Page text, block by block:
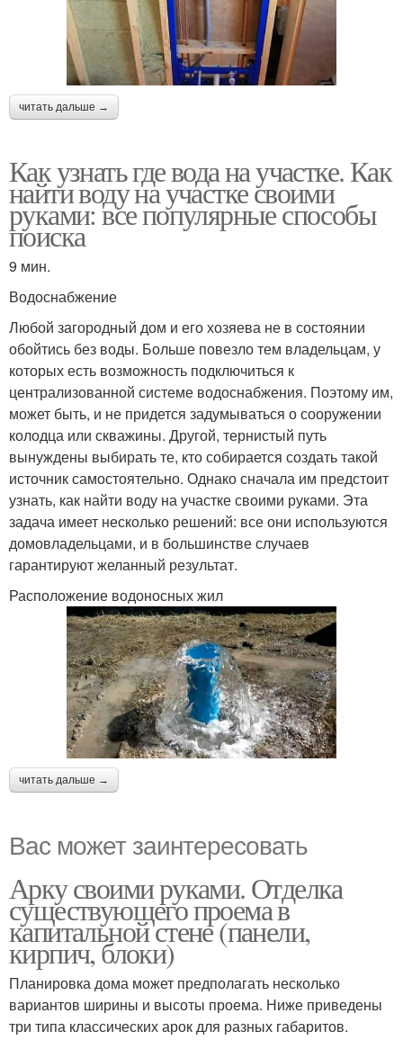
читать дальше →
Как узнать где вода на участке. Как
найти воду на участке своими
руками: все популярные способы
поиска
9 мин.
Водоснабжение
Любой загородный дом и его хозяева не в состоянии
обойтись без воды. Больше повезло тем владельцам, у
которых есть возможность подключиться к
централизованной системе водоснабжения. Поэтому им,
может быть, и не придется задумываться о сооружении
колодца или скважины. Другой, тернистый путь
вынуждены выбирать те, кто собирается создать такой
источник самостоятельно. Однако сначала им предстоит
узнать, как найти воду на участке своими руками. Эта
задача имеет несколько решений: все они используются
домовладельцами, и в большинстве случаев
гарантируют желанный результат.
Расположение водоносных жил
читать дальше →
Вас может заинтересовать
Арку своими руками. Отделка
существующего проема в
капитальной стене (панели,
кирпич, блоки)
Планировка дома может предполагать несколько
вариантов ширины и высоты проема. Ниже приведены
три типа классических арок для разных габаритов.